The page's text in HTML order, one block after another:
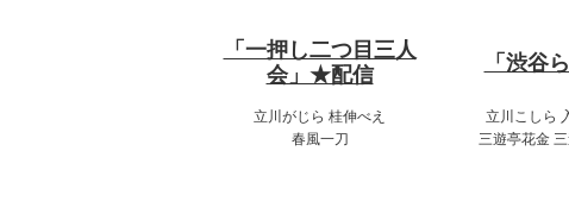
「一押し二つ目三人
会」★配信
立川がじら 桂伸べえ
春風一刀
「渋谷
立川こしら
三遊亭花金